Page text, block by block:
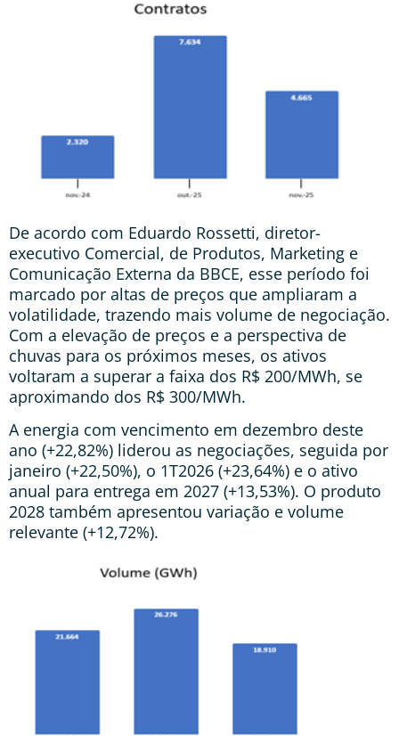
De acordo com Eduardo Rossetti, diretor-
executivo Comercial, de Produtos, Marketing e
Comunicação Externa da BBCE, esse período foi
marcado por altas de preços que ampliaram a
volatilidade, trazendo mais volume de negociação.
Com a elevação de preços e a perspectiva de
chuvas para os próximos meses, os ativos
voltaram a superar a faixa dos R$ 200/MWh, se
aproximando dos R$ 300/MWh.
A energia com vencimento em dezembro deste
ano (+22,82%) liderou as negociações, seguida por
janeiro (+22,50%), o 1T2026 (+23,64%) e o ativo
anual para entrega em 2027 (+13,53%). O produto
2028 também apresentou variação e volume
relevante (+12,72%).